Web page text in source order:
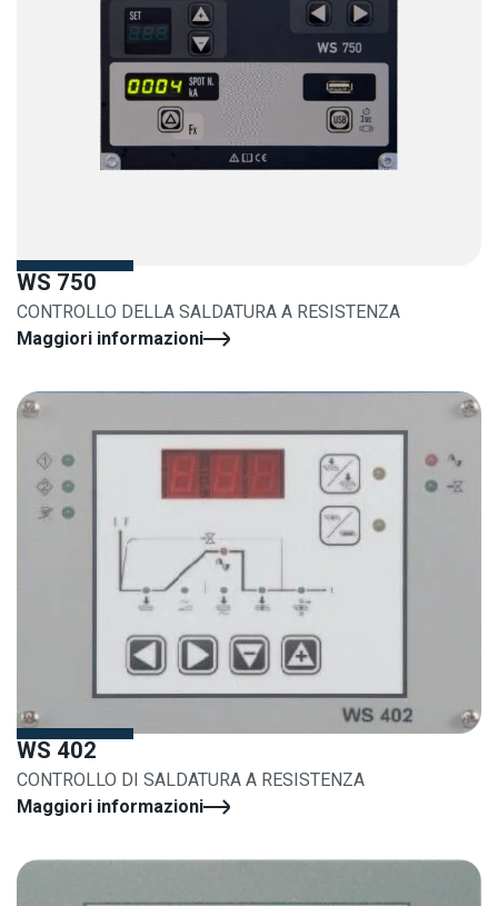
WS 750
CONTROLLO DELLA SALDATURA A RESISTENZA
Maggiori informazioni
WS 402
CONTROLLO DI SALDATURA A RESISTENZA
Maggiori informazioni